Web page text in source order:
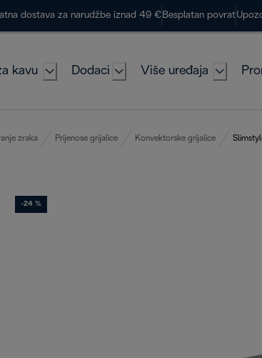
dostava za narudžbe iznad 49 € Besplatan povrat
kavu Dodaci Više uređaja
zraka Prijenose grijalice Konvektorske grijalice
-24 %